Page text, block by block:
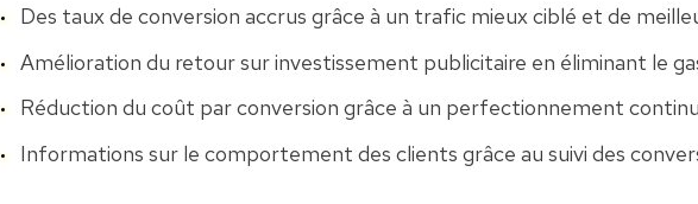
Des taux de conversion accrus grâce à un trafic mieux ciblé et de
Amélioration du retour sur investissement publicitaire en éliminant le
Réduction du coût par conversion grâce à un perfectionnement continu
Informations sur le comportement des clients grâce au suivi des